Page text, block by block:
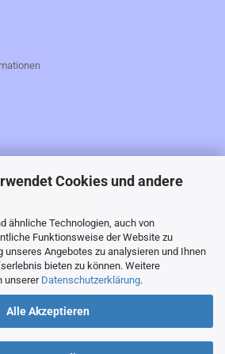
Cookies und andere
ähnliche Technologien, auch von
Funktionsweise der Website zu
unseres Angebotes zu analysieren und Ihnen
bieten zu können. Weitere
unserer Datenschutzerklärung.
Alle Akzeptieren
möchten,